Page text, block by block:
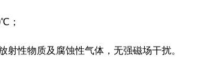
；
射性物质及腐蚀性气体，无强磁场干扰。